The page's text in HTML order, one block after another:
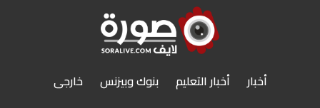
أخبار أخبار التعليم بنوك وبيزنس
خارجى